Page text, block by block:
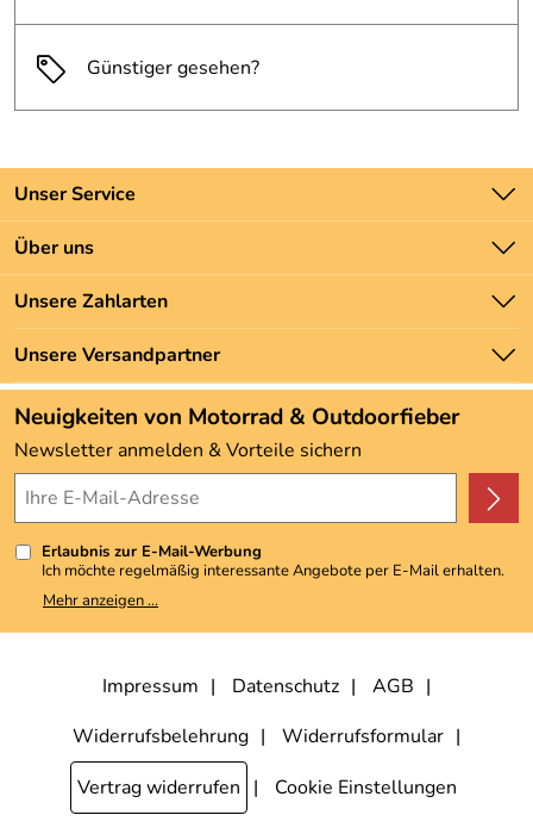
Günstiger gesehen?
Unser Service
Kontakt
Batteriegesetz
Newsletter
Zahlung und Versand
Über uns
Unsere Bestseller
Marken
Neu
Angebote
Kundenbewertungen (3.492)
4,9/5*****
Unsere Zahlarten
Unsere Versandpartner
Neuigkeiten von Motorrad & Outdoorfieber
Newsletter anmelden & Vorteile sichern
Erlaubnis zur E-Mail-Werbung
Ich möchte regelmäßig interessante Angebote per E-Mail erhalten.
Meine E-Mail-Adresse wird nicht an andere Unternehmen
weitergegeben. Zu statistischen Zwecken wird in anonymer Form
kann ich jederzeit mit Wirkung für die Zukunft widerrufen, indem ich
den Link "Abmelden" am Ende des Newsletters anklicke. Die
Mehr anzeigen ...
Impressum Datenschutz
AGB
Widerrufsbelehrung
Widerrufsformular
Vertrag widerrufen
Cookie Einstellungen